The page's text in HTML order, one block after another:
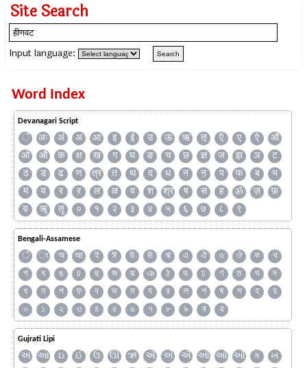
Site Search
Input language:
Word Index
Devanagari Script
ँ अः अं अ आ इ ई उ ऊ ऋ ऌ ऍ ए ऐ
ऑ
ओ
औ क क्ष ख ग घ ङ च छ ज्ञ ज झ ञ
ट
ठ
ड ढ ण त्र त थ द ध न ऩ प फ ब
भ
म
य र ऱ ल ळ व श श्र ष स ह ॐ ज़
फ़
य़
ॠ ॡ ० १ २ ३ ४ ५ ६ ७ ८ ९
Bengali-Assamese
ঁ ং অ আ ই ঈ উ ঊ ঋ এ ঐ ও ঔ ক
খ
গ
ঘ ঙ চ ছ জ ঝ ঞ ঠ ড ঢ ণ ত থ
দ
ধ
ন প ফ ব ভ ম য র ল শ ষ স হ
য়
০
১ ২ ৩ ৪ ৫ ৬ ৭ ৮ ৯ ৰ ৱ
Gujrati Lipi
અ આ ઇ ઈ ઉ ઊ ઋ ઍ એ ઐ ઑ ઓ ઔ ક
ખ